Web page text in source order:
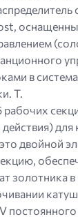
в
Т.
рабочих
двойной
золотника
постоянного